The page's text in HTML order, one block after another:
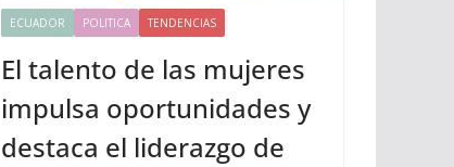
ECUADOR POLITICA TENDENCIAS
El talento de las mujeres
impulsa oportunidades y
destaca el liderazgo de